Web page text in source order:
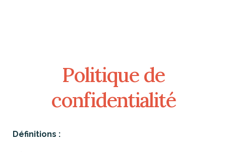
Politique de
confidentialité
Définitions :